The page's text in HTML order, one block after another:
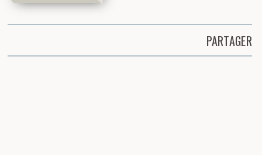
PARTAGER